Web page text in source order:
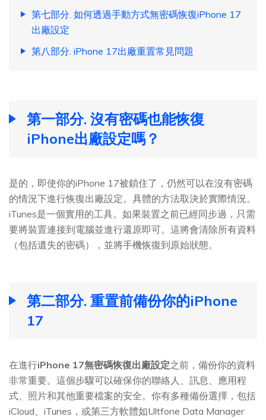
第七部分. 如何透過手動方式無密碼恢復iPhone 17
出廠設定
第八部分. iPhone 17出廠重置常見問題
第一部分. 沒有密碼也能恢復
iPhone出廠設定嗎？
是的，即使你的iPhone 17被鎖住了，仍然可以在沒有密碼
的情況下進行恢復出廠設定。具體的方法取決於實際情況。
iTunes是一個實用的工具。如果裝置之前已經同步過，只需
要將裝置連接到電腦並進行還原即可。這將會清除所有資料
（包括遺失的密碼），並將手機恢復到原始狀態。
第二部分. 重置前備份你的iPhone
17
在進行iPhone 17無密碼恢復出廠設定之前，備份你的資料
非常重要。這個步驟可以確保你的聯絡人、訊息、應用程
式、照片和其他重要檔案的安全。你有多種備份選擇，包括
iCloud、iTunes，或第三方軟體如Ultfone Data Manager